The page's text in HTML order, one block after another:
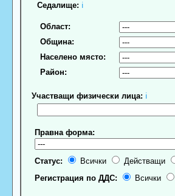
Седалище: ℹ
Област:
Община:
Населено място:
Район:
Участващи физически лица: ℹ
Правна форма:
Статус: Всички Действащи
Регистрация по ДДС:
Всички